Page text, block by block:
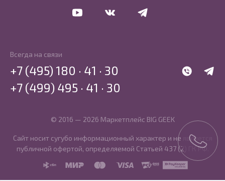
Перейти в VkontakteПерейти в Telegram
Всегда на связи
WhatsApp
+7 (495) 180 · 41 · 30
+7 (499) 495 · 41 · 30
© 2016 — 2026 Маркетплейс BIG GEEK
Сайт носит сугубо информационный характер и не является
публичной офертой, определяемой Статьей 437 (2) ГК РФ.
SBP
MIR MasterCard
Visa PCI DSS PayKeeper